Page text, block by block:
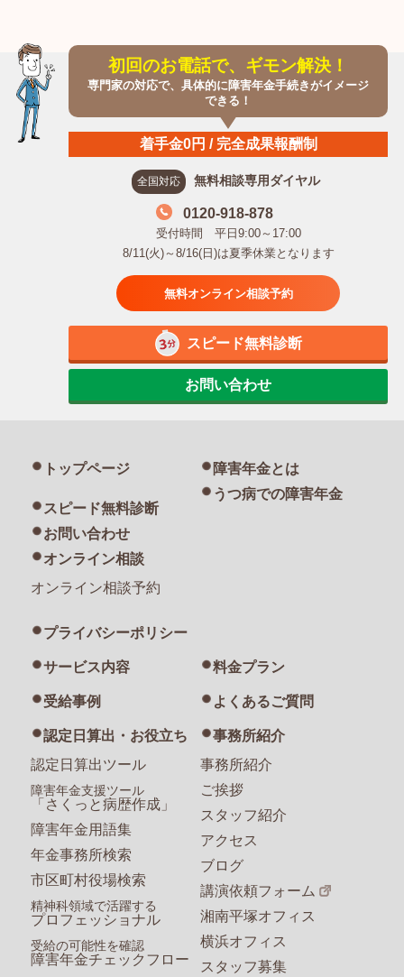
初回のお電話で、ギモン解決！
専門家の対応で、具体的に障害年金手続きがイメージ
できる！
着手金0円 / 完全成果報酬制
全国対応 無料相談専用ダイヤル
0120-918-878
受付時間 平日9:00～17:00
8/11(火)～8/16(日)は夏季休業となります
無料オンライン相談予約
スピード無料診断
お問い合わせ
トップページ
スピード無料診断
お問い合わせ
オンライン相談
オンライン相談予約
プライバシーポリシー
障害年金とは
うつ病での障害年金
サービス内容 料金プラン
受給事例 よくあるご質問
認定日算出・お役立ち
認定日算出ツール
障害年金支援ツール
「さくっと病歴作成」
障害年金用語集
年金事務所検索
市区町村役場検索
精神科領域で活躍する
プロフェッショナル
受給の可能性を確認
障害年金チェックフロー
事務所紹介
事務所紹介
ご挨拶
スタッフ紹介
アクセス
ブログ
講演依頼フォーム
湘南平塚オフィス
横浜オフィス
スタッフ募集